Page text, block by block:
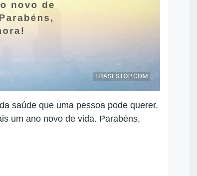
saúde que uma pessoa pode querer.
um ano novo de vida. Parabéns,